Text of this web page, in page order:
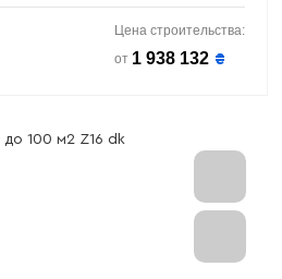
Цена строительства:
от 1 938 132 ₴